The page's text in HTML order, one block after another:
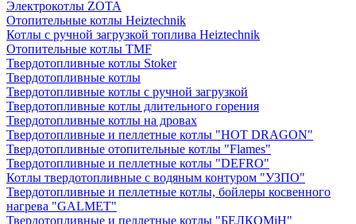
Электрокотлы ZOTA
Отопительные котлы Heiztechnik
Котлы с ручной загрузкой топлива Heiztechnik
Отопительные котлы TMF
Твердотопливные котлы Stoker
Твердотопливные котлы
Твердотопливные котлы с ручной загрузкой
Твердотопливные котлы длительного горения
Твердотопливные котлы на дровах
Твердотопливные и пеллетные котлы "HOT DRAGON"
Твердотопливные отопительные котлы "Flames"
Твердотопливные и пеллетные котлы "DEFRO"
Котлы твердотопливные с водяным контуром "УЗПО"
Твердотопливные и пеллетные котлы, бойлеры косвенного
нагрева "GALMET"
Твердотопливные и пеллетные котлы "БЕЛКОМiН"